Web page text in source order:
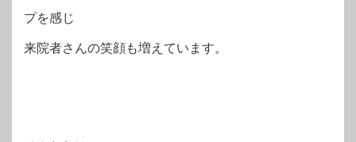
プを感じ
来院者さんの笑顔も増えています。